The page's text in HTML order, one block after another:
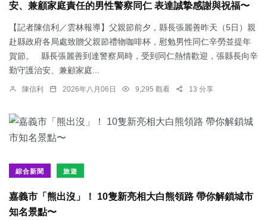
安、兼顧家庭責任的男性警察同仁 表達誠摯感謝與祝福〜
【記者陳信利／雲林報導】父親節前夕，縣長張麗善昨天（5日）親
赴縣政府各局處致贈父親節禮物咖啡杯，慰勉男性同仁辛勞並提年
賀節。 縣長張麗善到達警察局時，受到同仁熱情歡迎，張縣長向辛
勤守護治安、兼顧家庭...
陳信利 2026年八月06日 9,295 觀看 13 分享
綜合新聞 旅遊
嘉義市「熊出沒」！ 10隻新亮相大白熊領路 帶你解鎖城市
知名景點〜